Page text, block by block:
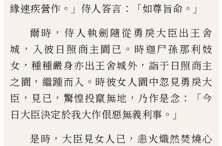
緣速疾營作 。」 侍人答言 ：「如尊旨命 。」
爾時 ， 侍人執劍隨從勇戾大臣出王舍
城 ， 入彼日照商主園已 。 時迦尸孫那利妓
女 ，種種嚴身亦出王舍城外 ， 詣于日照商主
之園 ， 繼踵而入 。 時彼女人園中忽見勇戾大
臣 ， 見已 ， 驚惶投竄無地 ， 乃作是念 ：「今
日大臣決定於我大作佷惡無義利事 。」
是時 ， 大臣見女人已 ， 恚火熾然焚燒心